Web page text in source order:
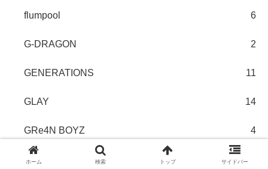
flumpool 6
G-DRAGON 2
GENERATIONS 11
GLAY 14
GRe4N BOYZ 4
Hey! Say! JUMP
ホーム 検索 トップ サイドバー